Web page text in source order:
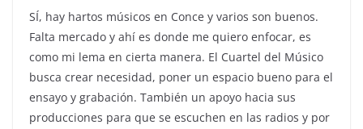
SÍ, hay hartos músicos en Conce y varios son buenos.
Falta mercado y ahí es donde me quiero enfocar, es
como mi lema en cierta manera. El Cuartel del Músico
busca crear necesidad, poner un espacio bueno para el
ensayo y grabación. También un apoyo hacia sus
producciones para que se escuchen en las radios y por